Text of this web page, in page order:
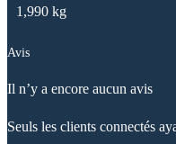
1,990 kg
Avis
Il n’y a encore aucun avis
Seuls les clients connectés